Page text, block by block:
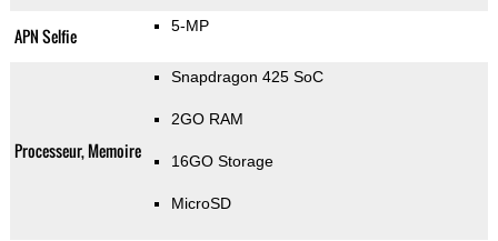
APN Selfie 5-MP
Processeur, Memoire
Snapdragon 425 SoC
2GO RAM
16GO Storage
MicroSD